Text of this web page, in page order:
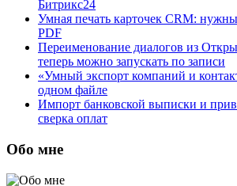
Битрикс24
Умная печать карточек CRM:
PDF
Переименование диалогов из
теперь можно запускать по записи
«Умный экспорт компаний и
одном файле
Импорт банковской выписки и
сверка оплат
Обо мне